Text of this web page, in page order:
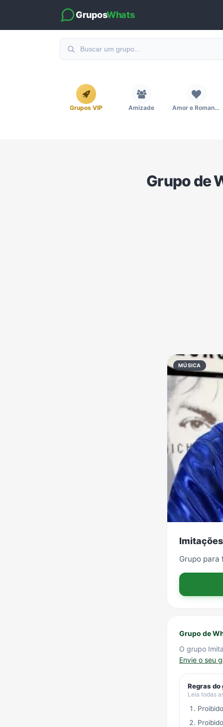
GruposWhats
Grupos VIP Amizade Amor e Romance
Grupo de
MÚSICA
Grupo para
Grupo de
O grupo
Envie o seu
Regras do
Leia todas